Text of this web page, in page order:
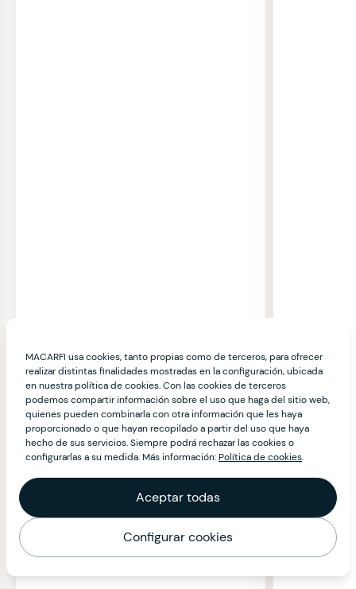
MACARFI usa cookies, tanto propias como de terceros, para ofrecer
realizar distintas finalidades mostradas en la configuración, ubicada
en nuestra política de cookies. Con las cookies de terceros
podemos compartir información sobre el uso que haga del sitio web,
quienes pueden combinarla con otra información que les haya
proporcionado o que hayan recopilado a partir del uso que haya
hecho de sus servicios. Siempre podrá rechazar las cookies o
configurarlas a su medida. Más información:Política de cookies.
Aceptar todas
Configurar cookies